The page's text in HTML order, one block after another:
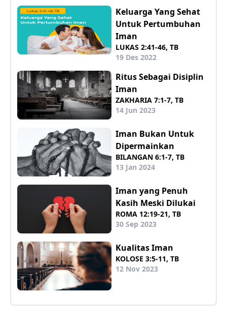
Keluarga Yang Sehat
Untuk Pertumbuhan
Iman
LUKAS 2:41-46, TB
19 Des 2022
Ritus Sebagai Disiplin
Iman
ZAKHARIA 7:1-7, TB
14 Jun 2023
Iman Bukan Untuk
Dipermainkan
BILANGAN 6:1-7, TB
13 Jan 2024
Iman yang Penuh
Kasih Meski Dilukai
ROMA 12:19-21, TB
30 Sep 2023
Kualitas Iman
KOLOSE 3:5-11, TB
12 Nov 2023